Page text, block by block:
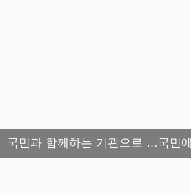
국민과 함께하는 기관으로 …국민